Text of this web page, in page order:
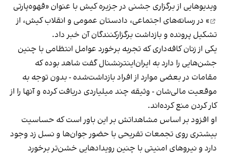
ویدیوهایی از برگزاری جشنی در جزیره کیش با عنوان «قهوه‌پارتی
» در رسانه‌های اجتماعی، دادستان عمومی و انقلاب کیش، از
تشکیل پرونده و بازداشت برگزارکنندگان آن خبر داد.
یکی از زنان کافه‌داری که تجربه برخورد عوامل انتظامی با چنین
جشن‌هایی را دارد به ایران‌اینترنشنال گفت شاهد بوده که
مقامات در بعضی موارد از افراد بازداشت‌‌شده - بدون توجه به
موقعیت مالی‌شان - وثیقه چند میلیاردی دریافت کرده و آنها را از
کار کردن منع کرده‌اند.
او افزود بر اساس مشاهداتش بر این باور است که حساسیت
بیشتری روی تجمعات تفریحی با حضور جوان‌ها و نسل زد وجود
دارد و نیروهای امنیتی با چنین رویدادهایی خشن‌تر برخورد